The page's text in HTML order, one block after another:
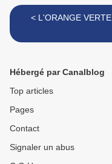
< L'ORANGE VERTE
Hébergé par Canalblog
Top articles
Pages
Contact
Signaler un abus